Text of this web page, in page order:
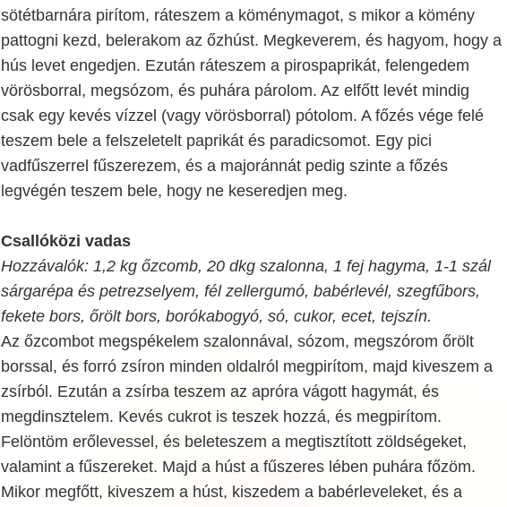
sötétbarnára pirítom, ráteszem a köménymagot, s mikor a kömény
pattogni kezd, belerakom az őzhúst. Megkeverem, és hagyom, hogy a
hús levet engedjen. Ezután ráteszem a pirospaprikát, felengedem
vörösborral, megsózom, és puhára párolom. Az elfőtt levét mindig
csak egy kevés vízzel (vagy vörösborral) pótolom. A főzés vége felé
teszem bele a felszeletelt paprikát és paradicsomot. Egy pici
vadfűszerrel fűszerezem, és a majoránnát pedig szinte a főzés
legvégén teszem bele, hogy ne keseredjen meg.
Csallóközi vadas
Hozzávalók: 1,2 kg őzcomb, 20 dkg szalonna, 1 fej hagyma, 1-1 szál
sárgarépa és petrezselyem, fél zellergumó, babérlevél, szegfűbors,
fekete bors, őrölt bors, borókabogyó, só, cukor, ecet, tejszín.
Az őzcombot megspékelem szalonnával, sózom, megszórom őrölt
borssal, és forró zsíron minden oldalról megpirítom, majd kiveszem a
zsírból. Ezután a zsírba teszem az apróra vágott hagymát, és
megdinsztelem. Kevés cukrot is teszek hozzá, és megpirítom.
Felöntöm erőlevessel, és beleteszem a megtisztított zöldségeket,
valamint a fűszereket. Majd a húst a fűszeres lében puhára főzöm.
Mikor megfőtt, kiveszem a húst, kiszedem a babérleveleket, és a